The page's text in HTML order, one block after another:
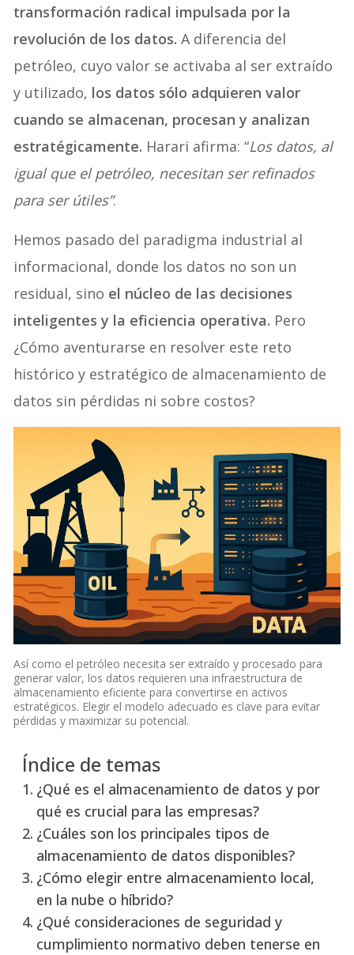
transformación radical impulsada por la
revolución de los datos. A diferencia del
petróleo, cuyo valor se activaba al ser extraído
y utilizado, los datos sólo adquieren valor
cuando se almacenan, procesan y analizan
estratégicamente. Harari afirma: “Los datos, al
igual que el petróleo, necesitan ser refinados
para ser útiles”.
Hemos pasado del paradigma industrial al
informacional, donde los datos no son un
residual, sino el núcleo de las decisiones
inteligentes y la eficiencia operativa. Pero
¿Cómo aventurarse en resolver este reto
histórico y estratégico de almacenamiento de
datos sin pérdidas ni sobre costos?
Así como el petróleo necesita ser extraído y procesado para
generar valor, los datos requieren una infraestructura de
almacenamiento eficiente para convertirse en activos
estratégicos. Elegir el modelo adecuado es clave para evitar
pérdidas y maximizar su potencial.
Índice de temas
¿Qué es el almacenamiento de datos y por
qué es crucial para las empresas?
¿Cuáles son los principales tipos de
almacenamiento de datos disponibles?
¿Cómo elegir entre almacenamiento local,
en la nube o híbrido?
¿Qué consideraciones de seguridad y
cumplimiento normativo deben tenerse en